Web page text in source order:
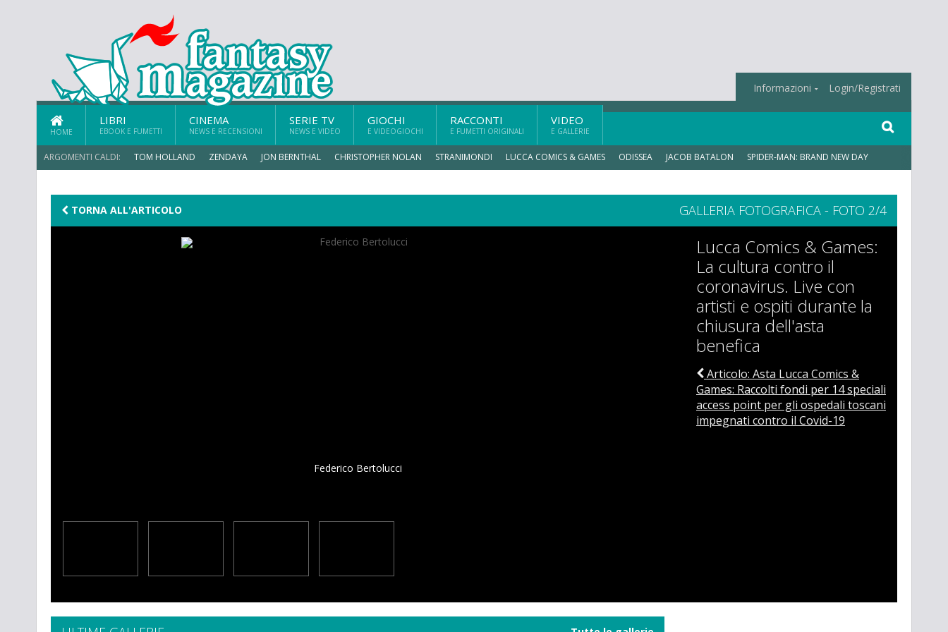
Informazioni Login/Registrati
HOME
LIBRI
EBOOK E FUMETTI
CINEMA
NEWS E RECENSIONI
SERIE TV
NEWS E VIDEO
GIOCHI
E VIDEOGIOCHI
RACCONTI
E FUMETTI ORIGINALI
VIDEO
E GALLERIE
ARGOMENTI CALDI: TOM HOLLAND ZENDAYA JON BERNTHAL CHRISTOPHER NOLAN STRANIMONDI LUCCA COMICS & GAMES ODISSEA JACOB BATALON SPIDER-MAN: BRAND NEW DAY
GALLERIA FOTOGRAFICA - FOTO 2/4
TORNA ALL'ARTICOLO
Federico Bertolucci
Lucca Comics & Games:
La cultura contro il
coronavirus. Live con
artisti e ospiti durante la
chiusura dell'asta
benefica
Articolo: Asta Lucca Comics &
Games: Raccolti fondi per 14 speciali
access point per gli ospedali toscani
impegnati contro il Covid-19